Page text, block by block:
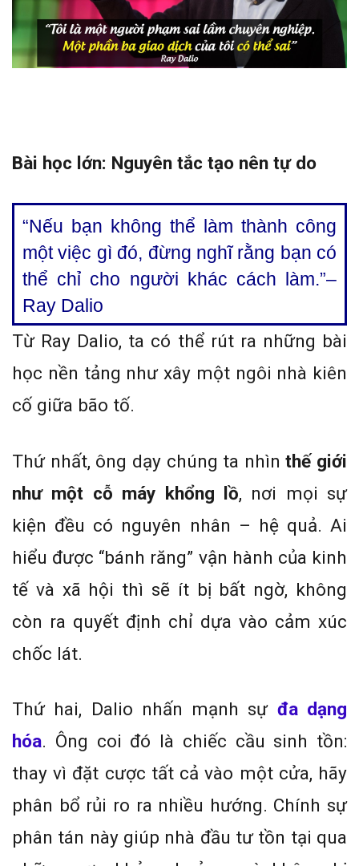
Bài học lớn: Nguyên tắc tạo nên tự do
“Nếu bạn không thể làm thành công
một việc gì đó, đừng nghĩ rằng bạn có
thể chỉ cho người khác cách làm.”–
Ray Dalio
Từ Ray Dalio, ta có thể rút ra những bài
học nền tảng như xây một ngôi nhà kiên
cố giữa bão tố.
Thứ nhất, ông dạy chúng ta nhìn thế giới
như một cỗ máy khổng lồ, nơi mọi sự
kiện đều có nguyên nhân – hệ quả. Ai
hiểu được “bánh răng” vận hành của kinh
tế và xã hội thì sẽ ít bị bất ngờ, không
còn ra quyết định chỉ dựa vào cảm xúc
chốc lát.
Thứ hai, Dalio nhấn mạnh sự đa dạng
hóa. Ông coi đó là chiếc cầu sinh tồn:
thay vì đặt cược tất cả vào một cửa, hãy
phân bổ rủi ro ra nhiều hướng. Chính sự
phân tán này giúp nhà đầu tư tồn tại qua